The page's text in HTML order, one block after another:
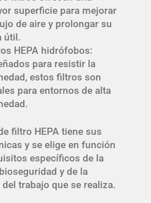
superficie para mejorar
de aire y prolongar su
útil.
HEPA hidrófobos:
para resistir la
estos filtros son
para entornos de alta
filtro HEPA tiene sus
y se elige en función
específicos de la
y de la
trabajo que se realiza.